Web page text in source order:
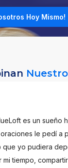
Hoy Mismo!
es un sueño
le pedí a
que yo pudiera
tiempo,